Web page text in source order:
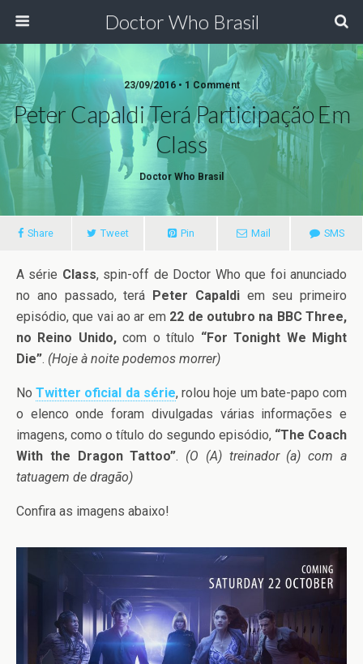
Doctor Who Brasil
23/09/2016 • 1 Comment
Peter Capaldi Terá Participação Em
Class
Doctor Who Brasil
Share Tweet Pin Mail SMS
A série Class, spin-off de Doctor Who que foi anunciado
no ano passado, terá Peter Capaldiem seu primeiro
episódio, que vai ao ar em 22 de outubro na BBC Three,
no Reino Unido,com o título “For Tonight We Might
Die”. (Hoje à noite podemos morrer)
NoTwitter oficial da série, rolou hoje um bate-papo com
o elenco onde foram divulgadas várias informações e
imagens, como o título do segundo episódio, “The Coach
With the Dragon Tattoo”. (O (A) treinador (a) com a
tatuagem de dragão)
Confira as imagens abaixo!